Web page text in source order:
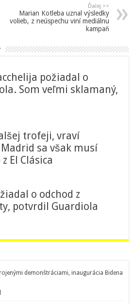
Ďalej >>
Marian Kotleba uznal výsledky
volieb, z neúspechu viní mediálnu
kampaň
požiadal o
Som veľmi sklamaný,
trofeji, vraví
sa však musí
El Clásica
o odchod z
potvrdil Guardiola
demonštráciami, inaugurácia Bidena